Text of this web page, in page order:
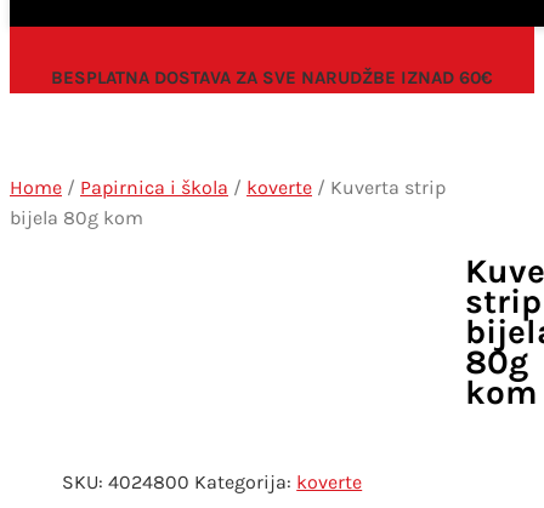
BESPLATNA DOSTAVA ZA SVE NARUDŽBE IZNAD 60€
Home / Papirnica i škola / koverte / Kuverta strip
bijela 80g kom
strip
80g
kom
SKU:4024800 Kategorija: koverte